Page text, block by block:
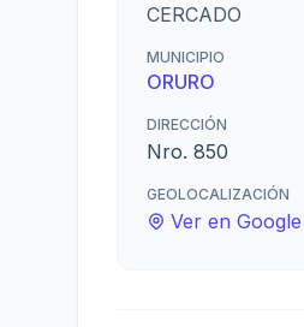
CERCADO
MUNICIPIO
ORURO
DIRECCIÓN
Nro. 850
GEOLOCALIZACIÓN
Ver en